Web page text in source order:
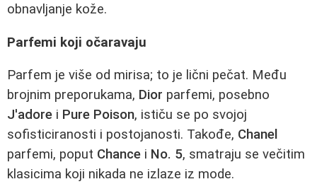
obnavljanje kože.
Parfemi koji očaravaju
Parfem je više od mirisa; to je lični pečat. Među
brojnim preporukama, Dior parfemi, posebno
J'adore i Pure Poison, ističu se po svojoj
sofisticiranosti i postojanosti. Takođe, Chanel
parfemi, poput Chance i No. 5, smatraju se večitim
klasicima koji nikada ne izlaze iz mode.